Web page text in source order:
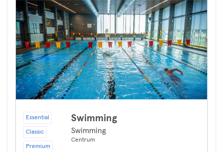
Essential
Classic
Premium
Swimming
Swimming
Centrum